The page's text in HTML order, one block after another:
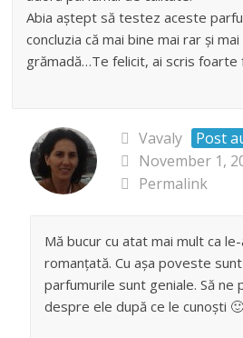
Abia aștept să testez aceste
concluzia că mai bine mai rar și
grămadă…Te felicit, ai scris foarte
Vavaly
Post
November 1,
Permalink
Mă bucur cu atat mai mult ca
romanțată. Cu așa poveste
parfumurile sunt geniale. Să ne
despre ele după ce le cunoști 🙂